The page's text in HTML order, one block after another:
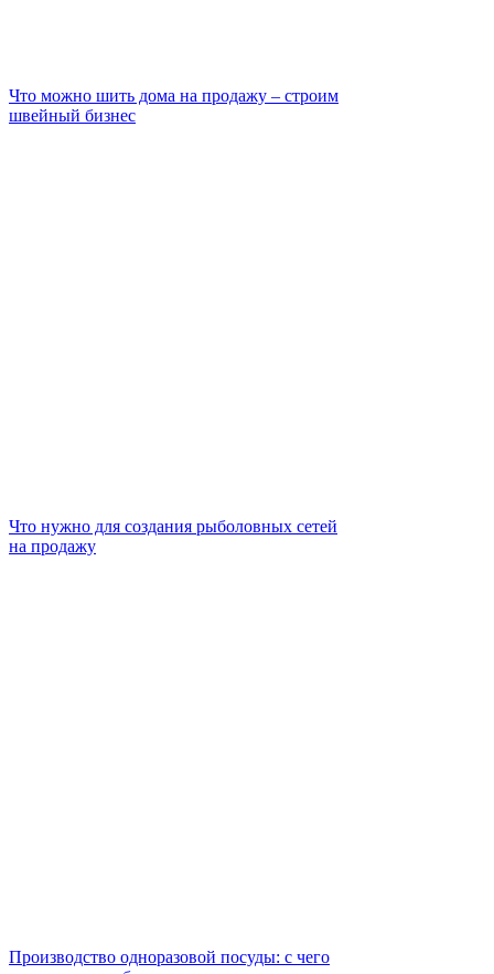
Что можно шить дома на продажу – строим
швейный бизнес
Что нужно для создания рыболовных сетей
на продажу
Производство одноразовой посуды: с чего